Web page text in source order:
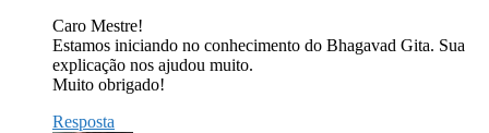
Caro Mestre!
Estamos iniciando no conhecimento do Bhagavad Gita. Sua
explicação nos ajudou muito.
Muito obrigado!
Resposta